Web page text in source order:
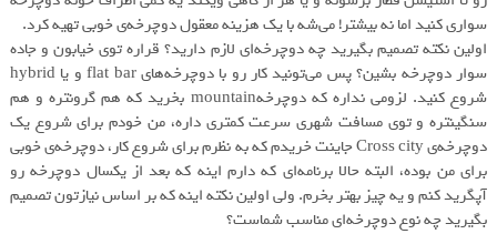
سواری کنید اما نه بیشتر! می‌شه با یک هزینه معقول دوچرخه‌ی خوبی تهیه کرد.
اولین نکته تصمیم بگیرید چه دوچرخه‌ای لازم دارید؟ قراره توی خیابون و جاده
سوار دوچرخه بشین؟ پس می‌تونید کار رو با دوچرخه‌های flat bar و یا hybrid
شروع کنید. لزومی نداره که دوچرخهmountain بخرید که هم گرونتره و هم
سنگینتره و توی مسافت شهری سرعت کمتری داره، من خودم برای شروع یک
دوچرخه‌ی Cross city جاینت خریدم که به نظرم برای شروع کار، دوچرخه‌ی خوبی
برای من بوده، البته حالا برنامه‌ای که دارم اینه که بعد از یکسال دوچرخه رو
آپگرید کنم و یه چیز بهتر بخرم. ولی اولین نکته اینه که بر اساس نیازتون تصمیم
بگیرید چه نوع دوچرخه‌ای مناسب شماست؟‌